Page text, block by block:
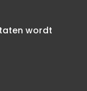
wordt